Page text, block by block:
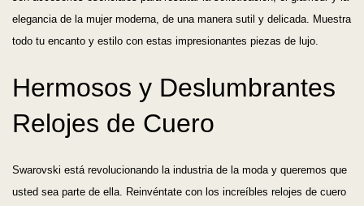
elegancia de la mujer moderna, de una manera sutil y delicada. Muestra
todo tu encanto y estilo con estas impresionantes piezas de lujo.
Hermosos y Deslumbrantes
Relojes de Cuero
Swarovski está revolucionando la industria de la moda y queremos que
usted sea parte de ella. Reinvéntate con los increíbles relojes de cuero